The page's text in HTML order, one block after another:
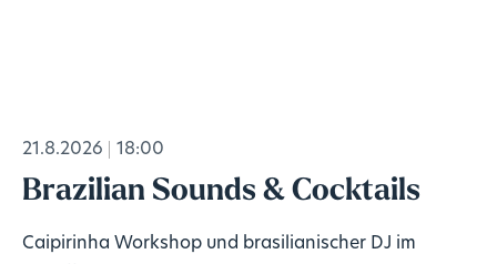
21.8.2026 18:00
Brazilian Sounds & Cocktails
Caipirinha Workshop und brasilianischer DJ im